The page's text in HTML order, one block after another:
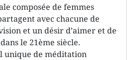
composée de femmes
avec chacune de
et un désir d’aimer et de
le 21ème siècle.
unique de méditation